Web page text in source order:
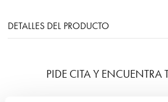
DETALLES DEL PRODUCTO
PIDE CITA Y ENCUENTRA